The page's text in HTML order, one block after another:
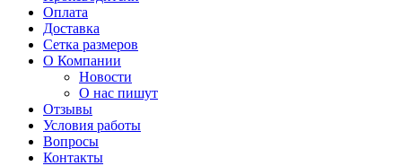
Оплата
Доставка
Сетка размеров
О Компании
Новости
О нас пишут
Отзывы
Условия работы
Вопросы
Контакты